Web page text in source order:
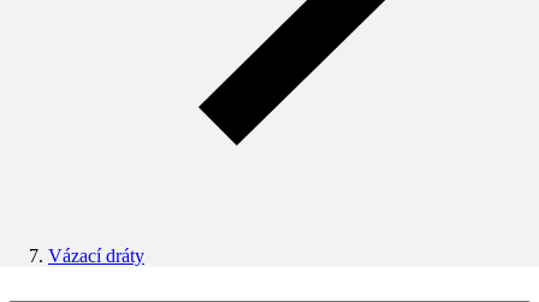
Vázací dráty